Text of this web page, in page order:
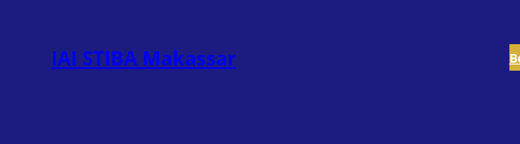
konten
IAI STIBA Makassar